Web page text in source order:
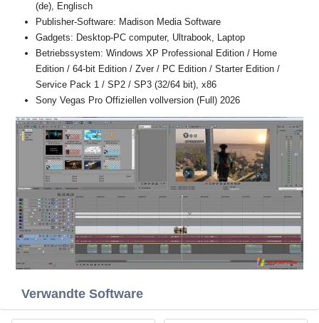
(de), Englisch
Publisher-Software: Madison Media Software
Gadgets: Desktop-PC computer, Ultrabook, Laptop
Betriebssystem: Windows XP Professional Edition / Home
Edition / 64-bit Edition / Zver / PC Edition / Starter Edition /
Service Pack 1 / SP2 / SP3 (32/64 bit), x86
Sony Vegas Pro Offiziellen vollversion (Full) 2026
Verwandte Software